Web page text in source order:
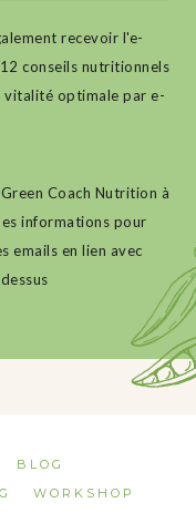
recevoir l'e-
conseils nutritionnels
vitalité optimale par e-
Green Coach Nutrition à
informations pour
emails en lien avec
BLOG
WORKSHOP